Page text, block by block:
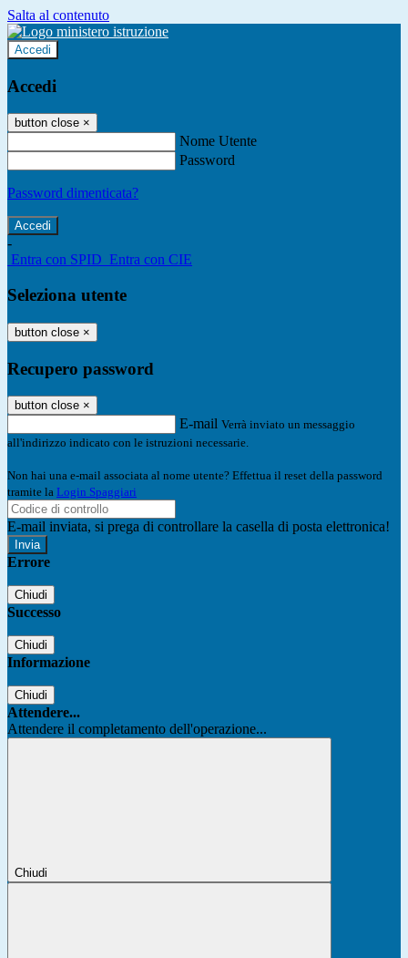
Salta al contenuto
Accedi
Accedi
button close ×
Nome Utente
Password
Password dimenticata?
-
Entra con SPID Entra con CIE
Seleziona utente
button close ×
Recupero password
button close ×
E-mail Verrà inviato un messaggio
all'indirizzo indicato con le istruzioni necessarie.
Non hai una e-mail associata al nome utente? Effettua il reset della password
tramite la Login Spaggiari
E-mail inviata, si prega di controllare la casella di posta elettronica!
Errore
Chiudi
Successo
Chiudi
Informazione
Chiudi
Attendere...
Attendere il completamento dell'operazione...
Chiudi